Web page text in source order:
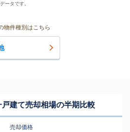
ータです。
物件種別はこちら
建て売却相場の半期比較
売却価格